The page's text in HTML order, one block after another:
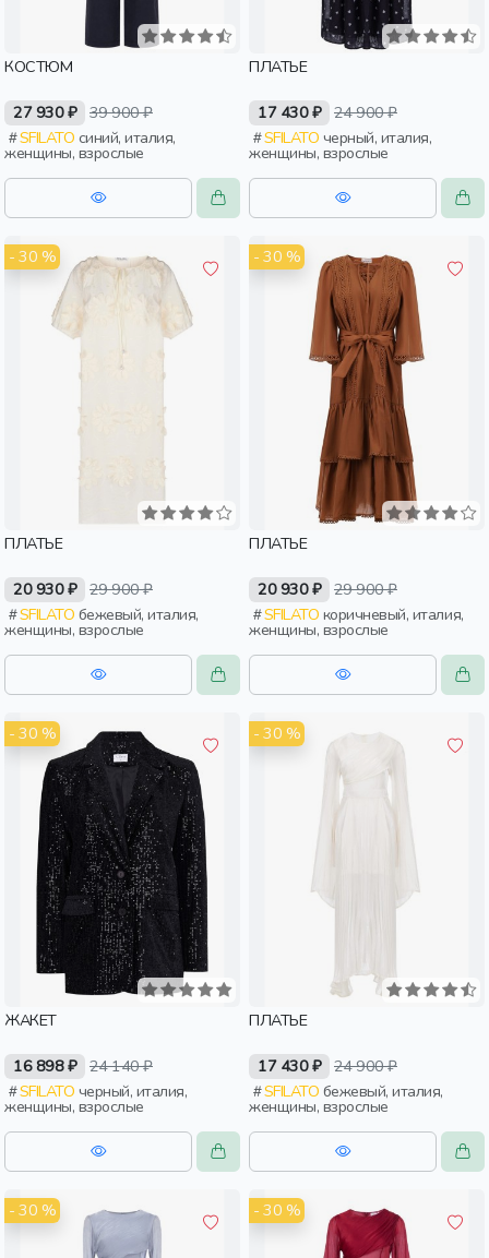
КОСТЮМ
27 930 ₽ 39 900 ₽
SFILATO
женщины, взрослые
ПЛАТЬЕ
17 430 ₽ 24 900 ₽
SFILATO
женщины, взрослые
- 30 %
ПЛАТЬЕ
20 930 ₽ 29 900 ₽
SFILATO
женщины, взрослые
- 30 %
ПЛАТЬЕ
20 930 ₽ 29 900 ₽
SFILATO
женщины, взрослые
- 30 %
ЖАКЕТ
16 898 ₽ 24 140 ₽
SFILATO
женщины, взрослые
- 30 %
ПЛАТЬЕ
17 430 ₽ 24 900 ₽
SFILATO
женщины, взрослые
- 30 % - 30 %